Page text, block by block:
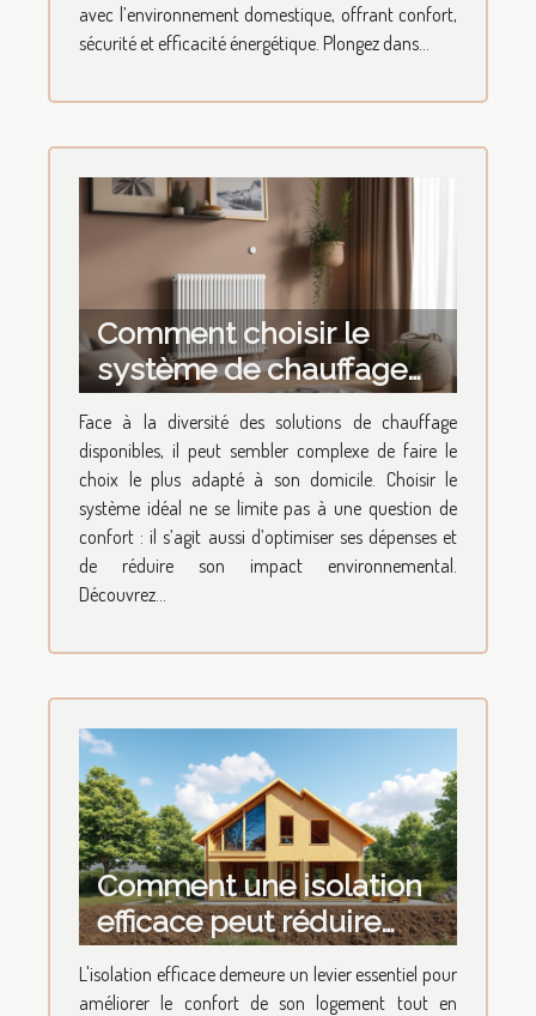
avec l’environnement domestique, offrant confort,
sécurité et efficacité énergétique. Plongez dans...
Comment choisir le
système de chauffage
idéal pour votre domicile
?
Face à la diversité des solutions de chauffage
disponibles, il peut sembler complexe de faire le
choix le plus adapté à son domicile. Choisir le
système idéal ne se limite pas à une question de
confort : il s’agit aussi d’optimiser ses dépenses et
de réduire son impact environnemental.
Découvrez...
Comment une isolation
efficace peut réduire
votre facture
énergétique ?
L'isolation efficace demeure un levier essentiel pour
améliorer le confort de son logement tout en